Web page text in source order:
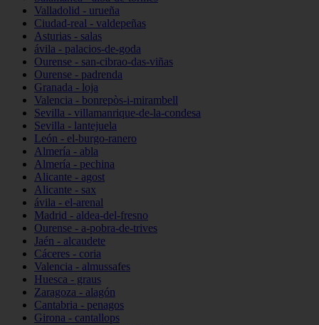
Valladolid - urueña
Ciudad-real - valdepeñas
Asturias - salas
ávila - palacios-de-goda
Ourense - san-cibrao-das-viñas
Ourense - padrenda
Granada - loja
Valencia - bonrepòs-i-mirambell
Sevilla - villamanrique-de-la-condesa
Sevilla - lantejuela
León - el-burgo-ranero
Almería - abla
Almería - pechina
Alicante - agost
Alicante - sax
ávila - el-arenal
Madrid - aldea-del-fresno
Ourense - a-pobra-de-trives
Jaén - alcaudete
Cáceres - coria
Valencia - almussafes
Huesca - graus
Zaragoza - alagón
Cantabria - penagos
Girona - cantallops